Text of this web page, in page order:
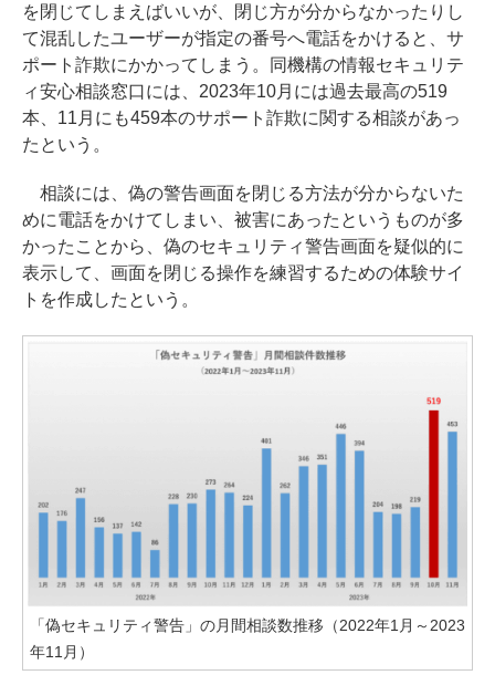
を閉じてしまえばいいが、閉じ方が分からなかったりし
て混乱したユーザーが指定の番号へ電話をかけると、サ
ポート詐欺にかかってしまう。同機構の情報セキュリテ
ィ安心相談窓口には、2023年10月には過去最高の519
本、11月にも459本のサポート詐欺に関する相談があっ
たという。
相談には、偽の警告画面を閉じる方法が分からないた
めに電話をかけてしまい、被害にあったというものが多
かったことから、偽のセキュリティ警告画面を疑似的に
表示して、画面を閉じる操作を練習するための体験サイ
トを作成したという。
「偽セキュリティ警告」の月間相談数推移（2022年1月～2023
年11月）